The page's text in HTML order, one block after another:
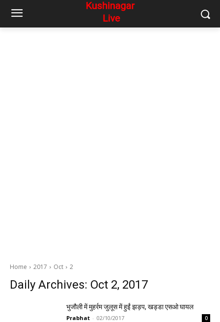
Home 2017 Oct 2
Daily Archives: Oct 2, 2017
भुजौली में मुहर्रम जुलूस में हुईं झड़प, खड्डा एसओ घायल
Prabhat - 02/10/2017 0